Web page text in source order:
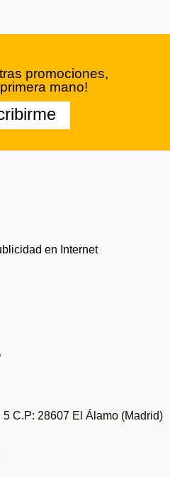
promociones,
mano!
en Internet
C.P: 28607 El Álamo (Madrid)